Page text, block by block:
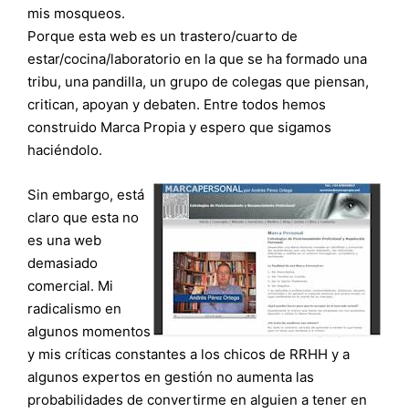
mis mosqueos.
Porque esta web es un trastero/cuarto de
estar/cocina/laboratorio en la que se ha formado una
tribu, una pandilla, un grupo de colegas que piensan,
critican, apoyan y debaten. Entre todos hemos
construido Marca Propia y espero que sigamos
haciéndolo.
Sin embargo, está
claro que esta no
es una web
demasiado
comercial. Mi
radicalismo en
algunos momentos
y mis críticas constantes a los chicos de RRHH y a
algunos expertos en gestión no aumenta las
probabilidades de convertirme en alguien a tener en